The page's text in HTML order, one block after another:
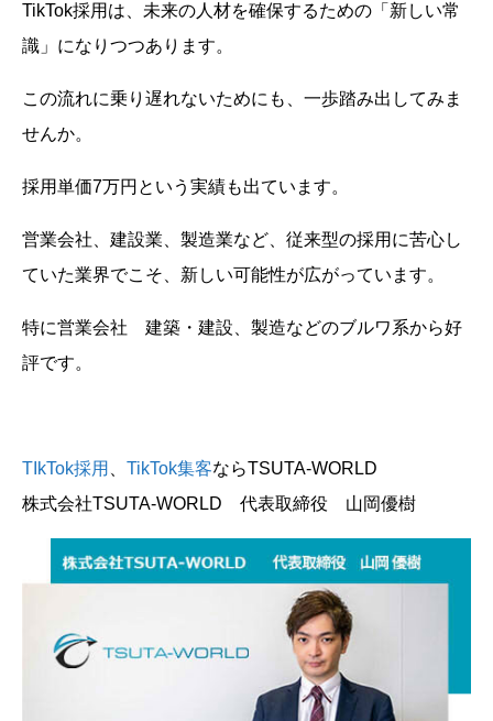
TikTok採用は、未来の人材を確保するための「新しい常
識」になりつつあります。
この流れに乗り遅れないためにも、一歩踏み出してみま
せんか。
採用単価7万円という実績も出ています。
営業会社、建設業、製造業など、従来型の採用に苦心し
ていた業界でこそ、新しい可能性が広がっています。
特に営業会社 建築・建設、製造などのブルワ系から好
評です。
TIkTok採用 TikTok集客ならTSUTA-WORLD
株式会社TSUTA-WORLD 代表取締役 山岡優樹